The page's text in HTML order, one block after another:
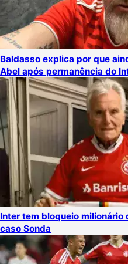
Baldasso explica por que
Abel após permanência do
Inter tem bloqueio
caso Sonda